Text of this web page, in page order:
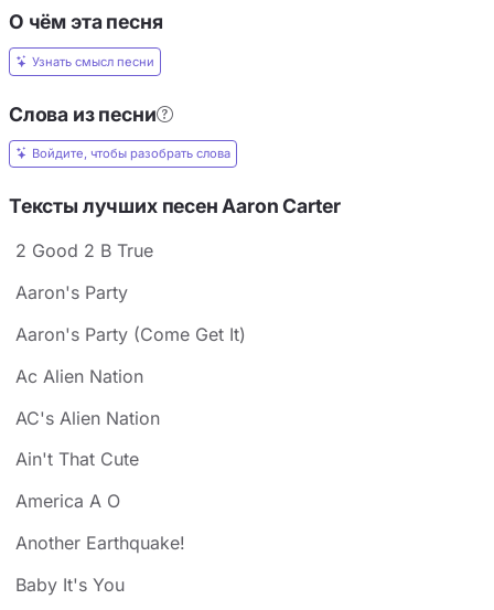
О чём эта песня
Узнать смысл песни
Слова из песни
Войдите, чтобы разобрать слова
Тексты лучших песен Aaron Carter
2 Good 2 B True
Aaron's Party
Aaron's Party (Come Get It)
Ac Alien Nation
AC's Alien Nation
Ain't That Cute
America A O
Another Earthquake!
Baby It's You